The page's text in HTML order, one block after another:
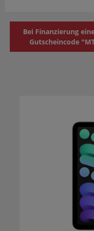
Bei Finanzierung
Gutscheincode